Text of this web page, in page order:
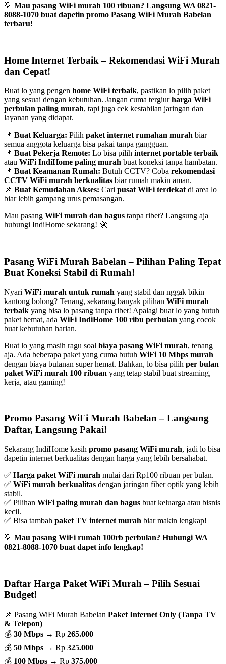
💡 Mau pasang WiFi murah 100 ribuan? Langsung WA 0821-
8088-1070 buat dapetin promo Pasang WiFi Murah Babelan
terbaru!
Home Internet Terbaik – Rekomendasi WiFi Murah
dan Cepat!
Buat lo yang pengen home WiFi terbaik, pastikan lo pilih paket
yang sesuai dengan kebutuhan. Jangan cuma tergiurharga WiFi
perbulan paling murah, tapi juga cek kestabilan jaringan dan
layanan yang didapat.
📌 Buat Keluarga: Pilih paket internet rumahan murah biar
semua anggota keluarga bisa pakai tanpa gangguan.
📌 Buat Pekerja Remote: Lo bisa pilih internet portable terbaik
atau WiFi IndiHome paling murah buat koneksi tanpa hambatan.
📌 Buat Keamanan Rumah: Butuh CCTV? Coba rekomendasi
CCTV WiFi murah berkualitas biar rumah makin aman.
📌 Buat Kemudahan Akses: Cari pusat WiFi terdekat di area lo
biar lebih gampang urus pemasangan.
Mau pasang WiFi murah dan bagus tanpa ribet? Langsung aja
hubungi IndiHome sekarang! 🚀
Pasang WiFi Murah Babelan – Pilihan Paling Tepat
Buat Koneksi Stabil di Rumah!
Nyari WiFi murah untuk rumah yang stabil dan nggak bikin
kantong bolong? Tenang, sekarang banyak pilihan WiFi murah
terbaik yang bisa lo pasang tanpa ribet! Apalagi buat lo yang butuh
paket hemat, ada WiFi IndiHome 100 ribu perbulan yang cocok
buat kebutuhan harian.
Buat lo yang masih ragu soal biaya pasang WiFi murah, tenang
aja. Ada beberapa paket yang cuma butuh WiFi 10 Mbps murah
dengan biaya bulanan super hemat. Bahkan, lo bisa pilih per bulan
paket WiFi murah 100 ribuan yang tetap stabil buat streaming,
kerja, atau gaming!
Promo Pasang WiFi Murah Babelan – Langsung
Daftar, Langsung Pakai!
Sekarang IndiHome kasih promo pasang WiFi murah, jadi lo bisa
dapetin internet berkualitas dengan harga yang lebih bersahabat.
✅ Harga paket WiFi murah mulai dari Rp100 ribuan per bulan.
✅ WiFi murah berkualitas dengan jaringan fiber optik yang lebih
stabil.
✅ Pilihan WiFi paling murah dan bagus buat keluarga atau bisnis
kecil.
✅ Bisa tambah paket TV internet murah biar makin lengkap!
💡 Mau pasang WiFi rumah 100rb perbulan? Hubungi WA
0821-8088-1070 buat dapet info lengkap!
Daftar Harga Paket WiFi Murah – Pilih Sesuai
Budget!
📌 Pasang WiFi Murah Babelan Paket Internet Only (Tanpa TV
& Telepon)
💰 30 Mbps → Rp 265.000
💰 50 Mbps → Rp 325.000
💰 100 Mbps → Rp 375.000